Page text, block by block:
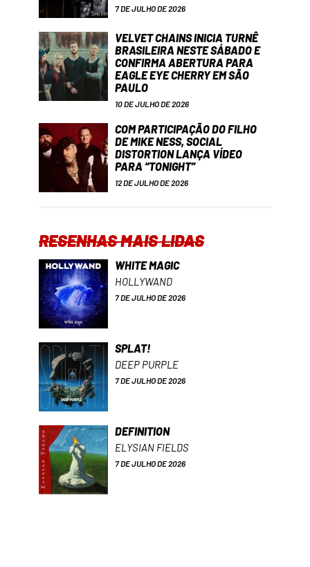
7 DE JULHO DE 2026
VELVET CHAINS INICIA TURNÊ
BRASILEIRA NESTE SÁBADO E
CONFIRMA ABERTURA PARA
EAGLE EYE CHERRY EM SÃO
PAULO
10 DE JULHO DE 2026
COM PARTICIPAÇÃO DO FILHO
DE MIKE NESS, SOCIAL
DISTORTION LANÇA VÍDEO
PARA “TONIGHT”
12 DE JULHO DE 2026
RESENHAS MAIS LIDAS
WHITE MAGIC
HOLLYWAND
7 DE JULHO DE 2026
SPLAT!
DEEP PURPLE
7 DE JULHO DE 2026
DEFINITION
ELYSIAN FIELDS
7 DE JULHO DE 2026